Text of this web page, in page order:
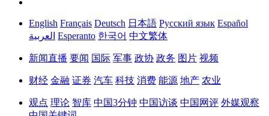
English Français Deutsch 日本語 Русский язык Español
العربية Esperanto 한국어 中文繁体
新闻直播 要闻 国际 军事 政协 政务 图片 视频
财经 金融 证券 汽车 科技 消费 能源 地产 农业
观点 理论 智库 中国3分钟 中国访谈 中国网评 外媒观察